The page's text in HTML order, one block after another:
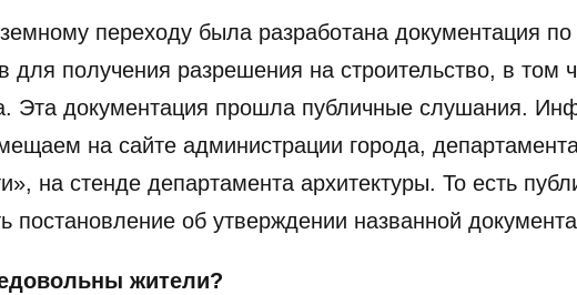
переходу была разработана документация по
для получения разрешения на строительство, в
Эта документация прошла публичные слушания.
на сайте администрации города, департамента
на стенде департамента архитектуры. То есть
постановление об утверждении названной
жители?